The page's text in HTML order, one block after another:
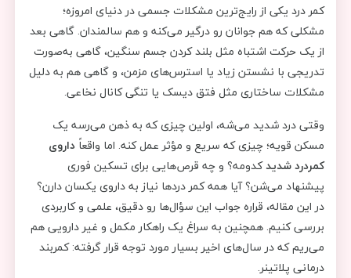
کمر درد یکی از رایج‌ترین مشکلات جسمی در دنیای امروزه؛
مشکلی که هم جوانان رو درگیر می‌کنه و هم سالمندان. گاهی بعد
از یک حرکت اشتباه مثل بلند کردن جسم سنگین، گاهی به‌صورت
تدریجی با نشستن زیاد یا استرس‌های مزمن، و گاهی هم به دلیل
مشکلات ساختاری مثل فتق دیسک یا تنگی کانال نخاعی.
وقتی درد شدید می‌شه، اولین چیزی که به ذهن می‌رسه یک
مسکن قویه؛ چیزی که سریع و مؤثر عمل کنه. اما واقعاًداروی
کمردرد شدیدکدومه؟ و چه قرص‌هایی برای تسکین فوری
پیشنهاد می‌شن؟ آیا همه کمر دردها نیاز به داروی یکسان دارن؟
در این مقاله، قراره جواب این سؤال‌ها رو دقیق، علمی و کاربردی
بررسی کنیم. همچنین به سراغ یک راهکار مکمل و غیر دارویی هم
می‌ریم که در سال‌های اخیر بسیار مورد توجه قرار گرفته: کمربند
درمانی پلاتینر.